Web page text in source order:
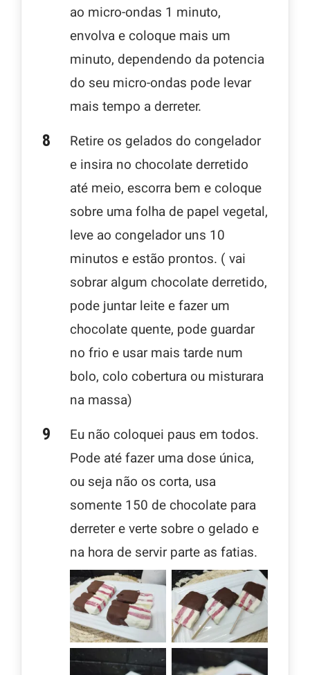
ao micro-ondas 1 minuto,
envolva e coloque mais um
minuto, dependendo da potencia
do seu micro-ondas pode levar
mais tempo a derreter.
Retire os gelados do congelador
e insira no chocolate derretido
até meio, escorra bem e coloque
sobre uma folha de papel vegetal,
leve ao congelador uns 10
minutos e estão prontos. ( vai
sobrar algum chocolate derretido,
pode juntar leite e fazer um
chocolate quente, pode guardar
no frio e usar mais tarde num
bolo, colo cobertura ou misturara
na massa)
Eu não coloquei paus em todos.
Pode até fazer uma dose única,
ou seja não os corta, usa
somente 150 de chocolate para
derreter e verte sobre o gelado e
na hora de servir parte as fatias.